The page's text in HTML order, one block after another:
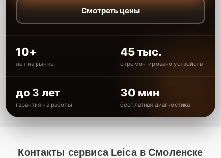
Смотреть цены
10+
лет на рынке
45 тыс.
отремонтировано устройств
до 3 лет
гарантия на работы
30 мин
бесплатная диагностика
Контакты сервиса Leica в Смоленске